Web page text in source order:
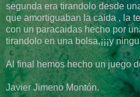
segunda era tirandolo desde
que amortiguaban la caida , la
con un paracaidas hecho por
tirandolo en una bolsa,¡¡¡y
Al final hemos hecho un juego
Javier Jimeno Montón.